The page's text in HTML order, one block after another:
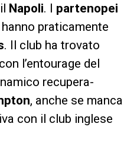
Napoli. I partenopei
praticamente
. Il club ha trovato
l’entourage del
recupera-
, anche se manca
con il club inglese